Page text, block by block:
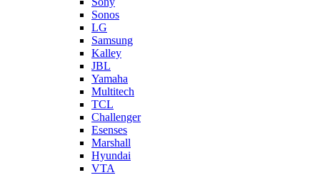
Sonos
LG
Samsung
Kalley
JBL
Yamaha
Multitech
TCL
Challenger
Esenses
Marshall
Hyundai
VTA